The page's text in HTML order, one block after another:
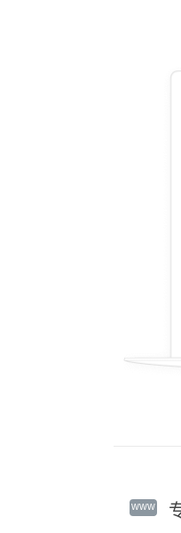
www